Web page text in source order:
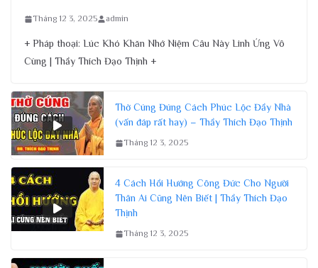
Tháng 12 3, 2025 admin
+ Pháp thoại: Lúc Khó Khăn Nhớ Niệm Câu Này Linh Ứng Vô
Cùng | Thầy Thích Đạo Thịnh +
Thờ Cúng Đúng Cách Phúc Lộc Đầy Nhà
(vấn đáp rất hay) – Thầy Thích Đạo Thịnh
Tháng 12 3, 2025
4 Cách Hồi Hướng Công Đức Cho Người
Thân Ai Cũng Nên Biết | Thầy Thích Đạo
Thịnh
Tháng 12 3, 2025